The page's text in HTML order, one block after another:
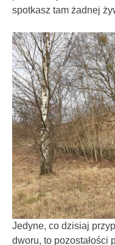
spotkasz tam żadnej
Jedyne, co dzisiaj
dworu, to pozostałości